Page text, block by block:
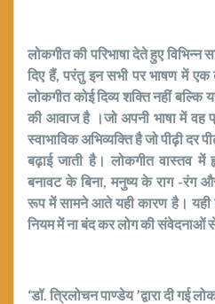
लोकगीत की परिभाषा देते हुए
दिए हैं, परंतु इन सभी पर भाषण में एक
लोकगीत कोई दिव्य शक्ति नहीं
की आवाज है ।जो अपनी भाषा में
स्वाभाविक अभिव्यक्ति है जो पीढ़ी दर
बढ़ाई जाती है। लोकगीत वास्तव
बनावट के बिना, मनुष्य के राग -
रूप में सामने आते यही कारण है। यही
नियम में ना बंद कर लोग की संवेदनाओं
‘डॉ. त्रिलोचन पाण्डेय ’द्वारा दी गई